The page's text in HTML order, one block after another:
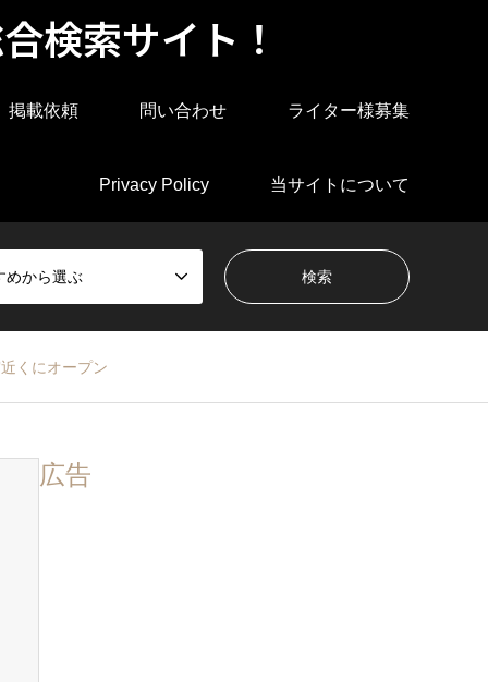
検索サイト！
掲載依頼 問い合わせ ライター様募集
Privacy Policy 当サイトについて
めから選ぶ
くにオープン
広告